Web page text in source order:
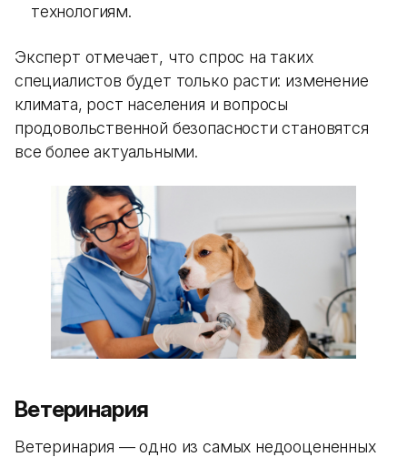
технологиям.
Эксперт отмечает, что спрос на таких
специалистов будет только расти: изменение
климата, рост населения и вопросы
продовольственной безопасности становятся
все более актуальными.
Ветеринария
Ветеринария — одно из самых недооцененных